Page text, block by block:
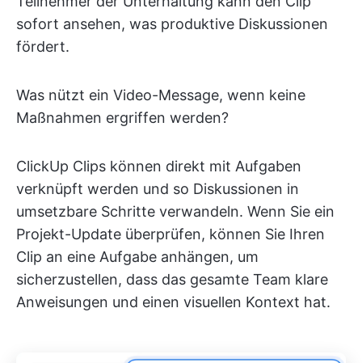
sofort ansehen, was produktive Diskussionen
fördert.
Was nützt ein Video-Message, wenn keine
Maßnahmen ergriffen werden?
ClickUp Clips können direkt mit Aufgaben
verknüpft werden und so Diskussionen in
umsetzbare Schritte verwandeln. Wenn Sie ein
Projekt-Update überprüfen, können Sie Ihren
Clip an eine Aufgabe anhängen, um
sicherzustellen, dass das gesamte Team klare
Anweisungen und einen visuellen Kontext hat.